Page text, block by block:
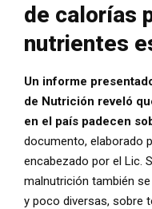
de calorías
nutrientes
Un informe
de Nutrición reveló
en el país padecen
documento, elaborado
encabezado por el Lic.
malnutrición también
y poco diversas, sobre